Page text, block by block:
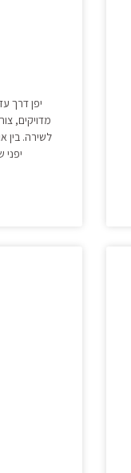
יפן דרך
מדויקים,
לשירה. בין